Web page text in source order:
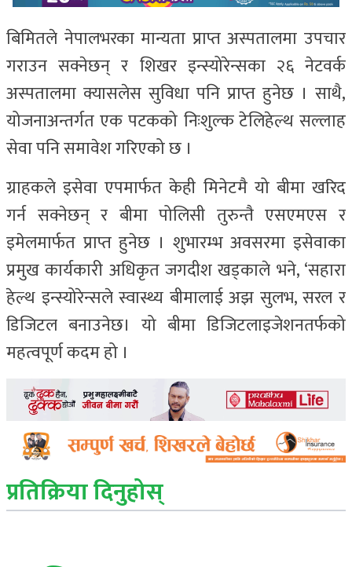
बिमितले नेपालभरका मान्यता प्राप्त अस्पतालमा उपचार
गराउन सक्नेछन् र शिखर इन्स्योरेन्सका २६ नेटवर्क
अस्पतालमा क्यासलेस सुविधा पनि प्राप्त हुनेछ । साथै,
योजनाअन्तर्गत एक पटकको निःशुल्क टेलिहेल्थ सल्लाह
सेवा पनि समावेश गरिएको छ ।
ग्राहकले इसेवा एपमार्फत केही मिनेटमै यो बीमा खरिद
गर्न सक्नेछन् र बीमा पोलिसी तुरुन्तै एसएमएस र
इमेलमार्फत प्राप्त हुनेछ । शुभारम्भ अवसरमा इसेवाका
प्रमुख कार्यकारी अधिकृत जगदीश खड्काले भने, ‘सहारा
हेल्थ इन्स्योरेन्सले स्वास्थ्य बीमालाई अझ सुलभ, सरल र
डिजिटल बनाउनेछ। यो बीमा डिजिटलाइजेशनतर्फको
महत्वपूर्ण कदम हो ।
प्रतिक्रिया दिनुहोस्